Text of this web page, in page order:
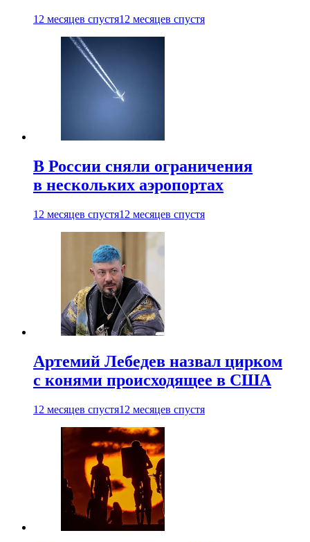
12 месяцев спустя12 месяцев спустя
В России сняли ограничения
в нескольких аэропортах
12 месяцев спустя12 месяцев спустя
Артемий Лебедев назвал цирком
с конями происходящее в США
12 месяцев спустя12 месяцев спустя